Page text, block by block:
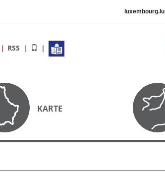
luxembourg.lu
RSS
KARTE